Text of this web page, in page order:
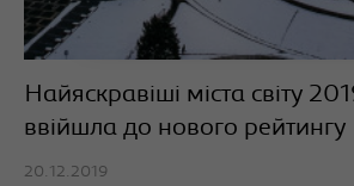
Найяскравіші міста світу
ввійшла до нового рейтингу
20.12.2019